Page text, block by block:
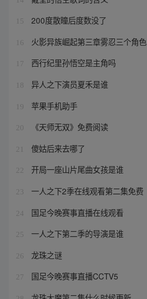
15 200度散瞳后度数没了
16 火影异族崛起第三章雾忍三个角色
17 西行纪里孙悟空是主角吗
18 异人之下演员夏禾是谁
19 苹果手机助手
20 《天师无双》免费阅读
21 傻姑后来去哪了
22 开局一座山片尾曲女孩是谁
23 一人之下2季在线观看第二集免费
24 国足今晚赛事直播在线观看
25 一人之下第二季的导演是谁
26 龙珠之谜
27 国足今晚赛事直播CCTV5